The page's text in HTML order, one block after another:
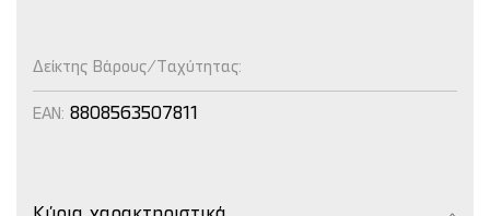
Δείκτης Βάρους/Ταχύτητας:
EAN: 8808563507811